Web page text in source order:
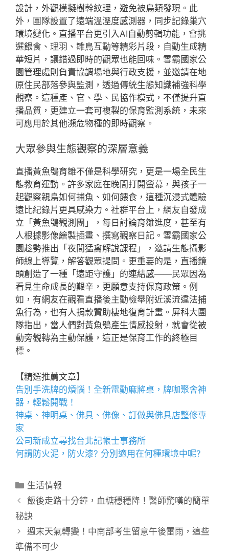
設計，外觀模擬樹幹紋理，避免被鳥類發現。此
外，團隊設置了遠端溫溼度感測器，同步記錄巢穴
環境變化。直播平台更引入AI自動剪輯功能，會挑
選餵食、理羽、雛鳥互動等精彩片段，自動生成精
華短片，讓錯過即時的觀眾也能回味。雪霸國家公
園管理處則負責協調場地與行政支援，並邀請在地
原住民部落參與監測，透過傳統生態知識補強科學
觀察。這種產、官、學、民協作模式，不僅提升直
播品質，更建立一套可複製的保育監測系統，未來
可應用於其他瀕危物種的即時觀察。
大眾參與生態觀察的深層意義
直播黃魚鴞育雛不僅是科學研究，更是一場全民生
態教育運動。許多家庭在晚間打開螢幕，與孩子一
起觀察親鳥如何捕魚、如何餵食，這種沉浸式體驗
遠比紀錄片更具感染力。社群平台上，網友自發成
立「黃魚鴞觀測團」，每日討論育雛進度，甚至有
人根據影像繪製插畫、撰寫觀察日記。雪霸國家公
園趁勢推出「夜間猛禽解說課程」，邀請生態攝影
師線上導覽，解答觀眾提問。更重要的是，直播鏡
頭創造了一種「遠距守護」的連結感——民眾因為
看見生命成長的艱辛，更願意支持保育政策。例
如，有網友在觀看直播後主動檢舉附近溪流違法捕
魚行為，也有人捐款贊助棲地復育計畫。屏科大團
隊指出，當人們對黃魚鴞產生情感投射，就會從被
動旁觀轉為主動保護，這正是保育工作的終極目
標。
【精選推薦文章】
告別手洗牌的煩惱！全新電動麻將桌 ，牌咖聚會神
器，輕鬆開戰！
神桌、 神明桌 、 佛具 、佛像、訂做與佛具店整修專
家
公司新成立尋找台北記帳士事務所
何謂防火泥 ， 防火漆? 分別適用在何種環境中呢?
分
類
生活情報
飯後走路十分鐘，血糖穩穩降！醫師驚嘆的簡單
秘訣
週末天氣轉變！中南部考生留意午後雷雨，這些
準備不可少